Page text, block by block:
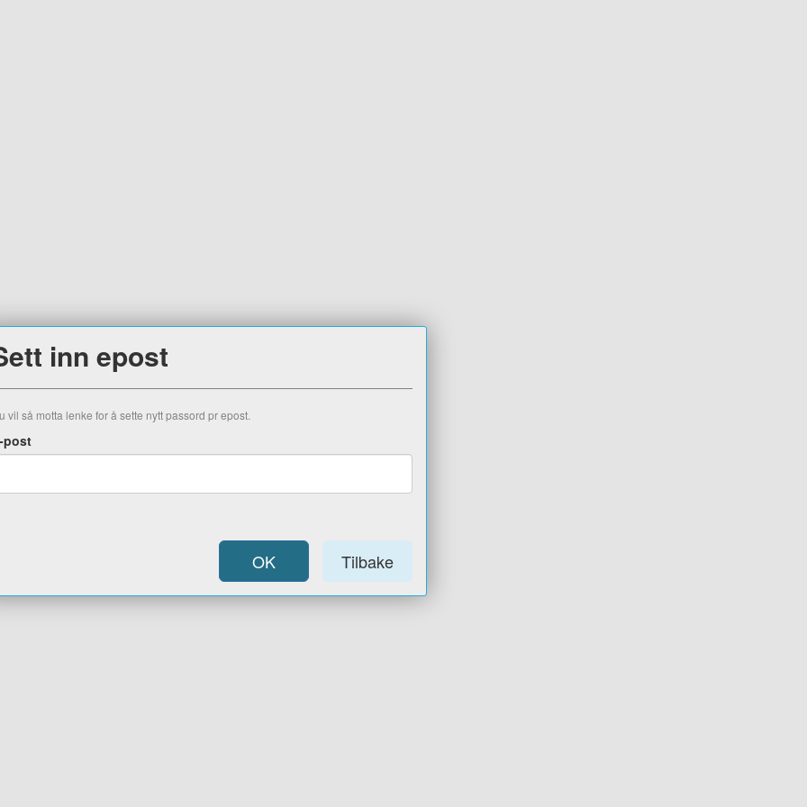
inn epost
vil så motta lenke for å sette nytt passord pr epost.
post
OK Tilbake